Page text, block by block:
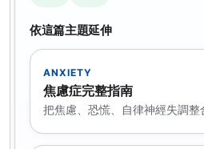
依這篇主題延伸
ANXIETY
焦慮症完整指南
把焦慮、恐慌、自律神經失調整